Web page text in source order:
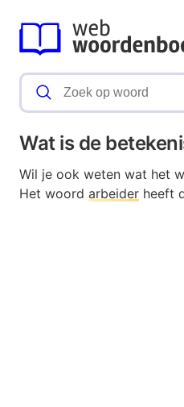
Wat is de
Wil je ook weten wat het
Het woord arbeider heeft